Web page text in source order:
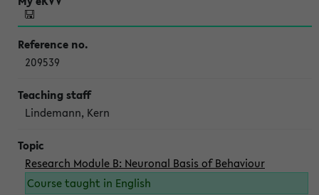
209539
Lindemann, Kern
Research Module B: Neuronal Basis of Behaviour
Course taught in English